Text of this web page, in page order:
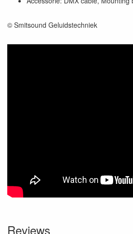
© Smitsound Geluidstechniek
Reviews